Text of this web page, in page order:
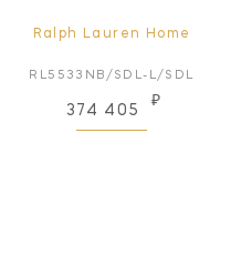
Ralph Lauren Home
RL5533NB/SDL-L/SDL
374 405
₽